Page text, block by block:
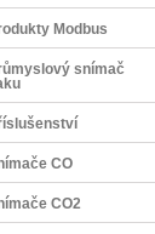
Modbus
snímač
CO
CO2